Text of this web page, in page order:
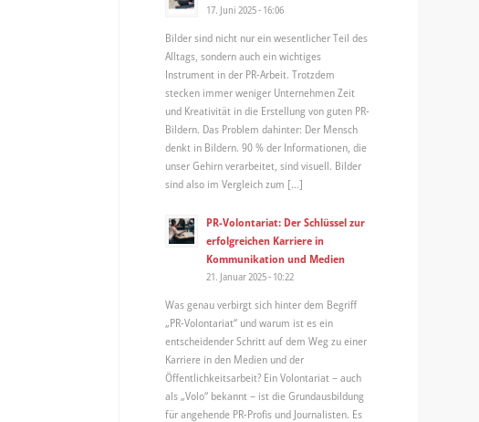
17. Juni 2025 - 16:06
Bilder sind nicht nur ein wesentlicher Teil des
Alltags, sondern auch ein wichtiges
Instrument in der PR-Arbeit. Trotzdem
stecken immer weniger Unternehmen Zeit
und Kreativität in die Erstellung von guten PR-
Bildern. Das Problem dahinter: Der Mensch
denkt in Bildern. 90 % der Informationen, die
unser Gehirn verarbeitet, sind visuell. Bilder
sind also im Vergleich zum […]
PR-Volontariat: Der Schlüssel zur
erfolgreichen Karriere in
Kommunikation und Medien
21. Januar 2025 - 10:22
Was genau verbirgt sich hinter dem Begriff
„PR-Volontariat“ und warum ist es ein
entscheidender Schritt auf dem Weg zu einer
Karriere in den Medien und der
Öffentlichkeitsarbeit? Ein Volontariat – auch
als „Volo“ bekannt – ist die Grundausbildung
für angehende PR-Profis und Journalisten. Es